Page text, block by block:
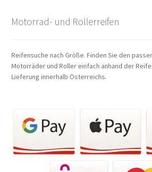
Motorrad- und Rollerreifen
Reifensuche nach Größe. Finden Sie den
Motorräder und Roller einfach anhand der
Lieferung innerhalb Österreichs.